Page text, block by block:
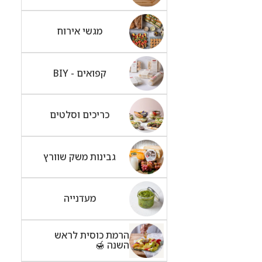
מגשי אירוח
קפואים - BIY
כריכים וסלטים
גבינות משק שוורץ
מעדנייה
הרמת כוסית לראש
השנה 🍯